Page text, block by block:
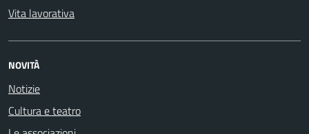
Vita lavorativa
NOVITÀ
Notizie
Cultura e teatro